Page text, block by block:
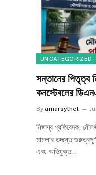
UNCATEGORIZED
সন্তানের পিতৃত্ব
কনস্টেবলের
By amarsylhet
নিজস্ব প্রতিবেদক,
মামলার তদন্তে
এবং অভিযুক্ত…